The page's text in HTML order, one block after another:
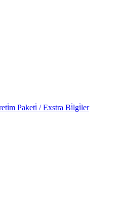
Paketi̇ / Exstra Bi̇lgi̇ler